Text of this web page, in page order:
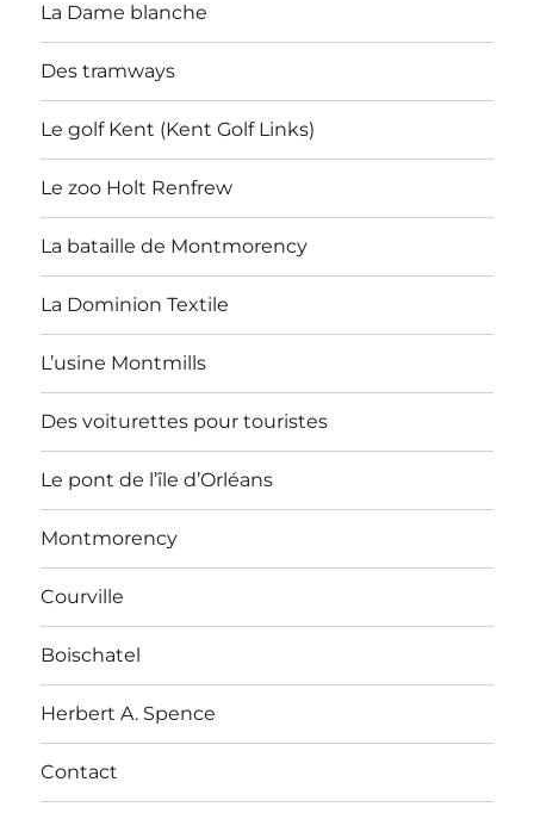
La Dame blanche
Des tramways
Le golf Kent (Kent Golf Links)
Le zoo Holt Renfrew
La bataille de Montmorency
La Dominion Textile
L’usine Montmills
Des voiturettes pour touristes
Le pont de l’île d’Orléans
Montmorency
Courville
Boischatel
Herbert A. Spence
Contact